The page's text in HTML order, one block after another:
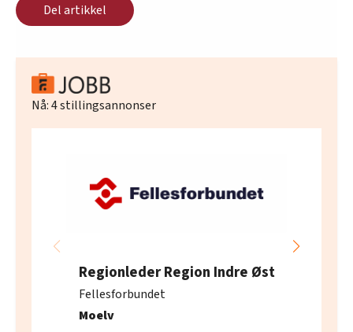
Del artikkel
Nå:4stillingsannonser
Regionleder Region Indre Øst
Fellesforbundet
Moelv